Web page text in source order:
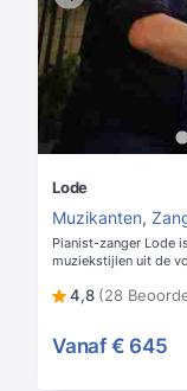
Lode
Muzikanten,
Pianist-zanger Lode
muziekstijlen uit de
4,8 (28
Vanaf € 645